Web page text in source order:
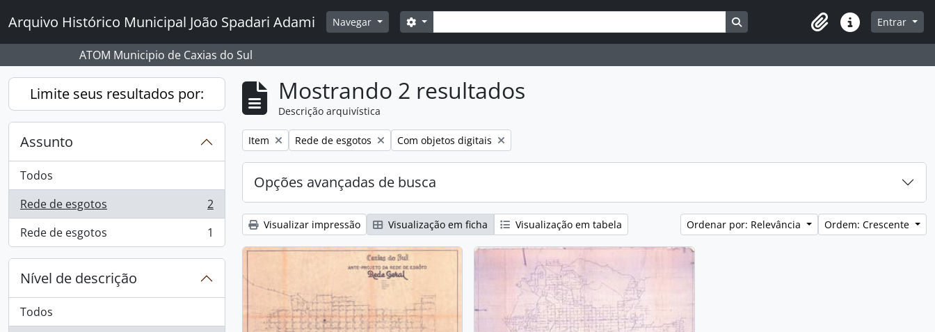
Arquivo Histórico Municipal João Spadari Adami Navegar Buscar
Opções de busca Busque na página de navegação
Atalhos Entrar
ATOM Municipio de Caxias do Sul
Limite seus resultados por:
Assunto
Todos
Rede de esgotos
, 2 resultados
2
Rede de esgotos
, 1 resultados 1
Nível de descrição
Todos
Mostrando 2 resultados
Descrição arquivística
Remover filtro:
Item Remover filtro:
Rede de esgotos Remover filtro:
Com objetos digitais
Opções avançadas de busca
Visualizar impressão Visualização em ficha Visualização em tabela Ordenar por: Relevância Ordem: Crescente